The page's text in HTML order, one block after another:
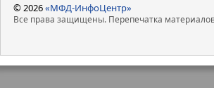
© 2026«МФД-ИнфоЦентр»
Все права защищены. Перепечатка